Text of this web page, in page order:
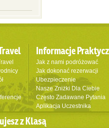
Informacje
Jak z nami podróżować
Jak dokonać rezerwacji
Ubezpieczenie
Nasze Zniżki Dla Ciebie
Często Zadawane Pytania
Aplikacja Uczestnika
z Klasą